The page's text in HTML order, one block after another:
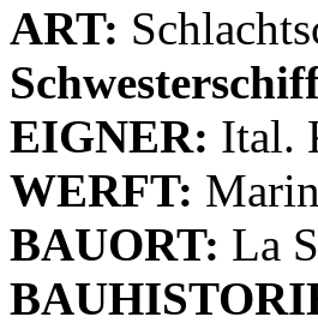
ART:
EIGNER: Ital.
WERFT:
BAUORT: La